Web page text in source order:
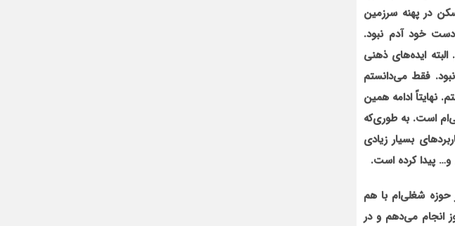
در پهنه سرزمین
دست خود آدم نبود.
ایده‌های ذهنی
فقط می‌دانستم
نهایتاً ادامه همین
است. به‌ طوری‌که
بسیار زیادی
.
حوزه شغلی‌ام با هم
انجام می‌دهم و در